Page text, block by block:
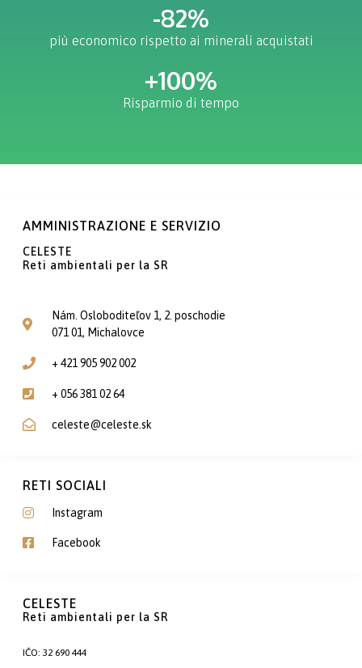
-82%
più economico rispetto ai minerali acquistati
+100%
Risparmio di tempo
AMMINISTRAZIONE E SERVIZIO
CELESTE
Reti ambientali per la SR
Nám. Osloboditeľov 1, 2. poschodie
071 01, Michalovce
+ 421 905 902 002
+ 056 381 02 64
celeste@celeste.sk
RETI SOCIALI
Instagram
Facebook
CELESTE
Reti ambientali per la SR
IČO: 32 690 444